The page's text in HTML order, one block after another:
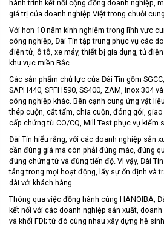
hành trình kết nối cộng đồng doanh nghiệp,
giá trị của doanh nghiệp Việt trong chuỗi
Với hơn 10 năm kinh nghiệm trong lĩnh vực
công nghiệp, Đài Tín tập trung phục vụ các
điện tử, ô tô, xe máy, thiết bị gia dụng, tủ
khu vực miền Bắc.
Các sản phẩm chủ lực của Đài Tín gồm SGCC,
SAPH440, SPFH590, SS400, ZAM, inox 304
công nghiệp khác. Bên cạnh cung ứng vật
thép cuộn, cắt tấm, chia cuộn, đóng gói,
cấp chứng từ CO/CQ, Mill Test phục vụ kiểm
Đài Tín hiểu rằng, với các doanh nghiệp sản
cần đúng giá mà còn phải đúng mác, đúng
đúng chứng từ và đúng tiến độ. Vì vậy, Đài
tảng trong mọi hoạt động, lấy sự ổn định và
dài với khách hàng.
Thông qua việc đồng hành cùng HANOIBA,
kết nối với các doanh nghiệp sản xuất,
và khối FDI; từ đó cùng nhau xây dựng hệ